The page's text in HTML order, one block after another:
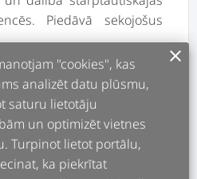
Piedāvā sekojošus
izstrāde
un uzturēšana
izpēte, iespēju
"cookies", kas
analizēt datu plūsmu,
saturu lietotāju
un optimizēt vietnes
Turpinot lietot portālu,
ka piekrītat
clear